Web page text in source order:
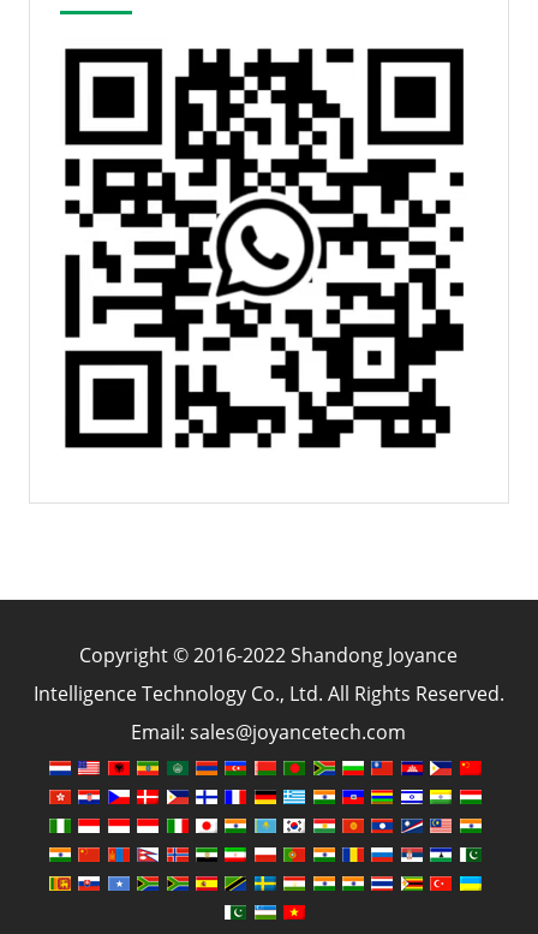
Copyright © 2016-2022 Shandong Joyance
Intelligence Technology Co., Ltd. All Rights Reserved.
Email: sales@joyancetech.com